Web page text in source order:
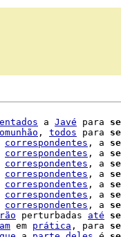
a Javé para
, todos para
correspondentes , a
correspondentes , a
correspondentes , a
correspondentes , a
correspondentes , a
correspondentes , a
correspondentes , a
perturbadas até
em prática , para